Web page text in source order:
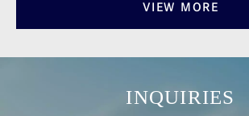
VIEW MORE
INQUIRIES